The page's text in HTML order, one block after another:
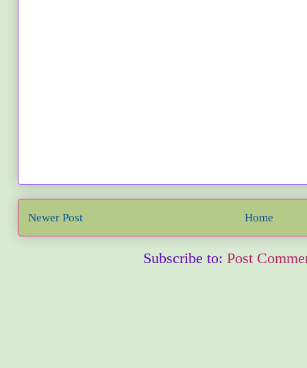
Newer Post Home
Subscribe to: Post